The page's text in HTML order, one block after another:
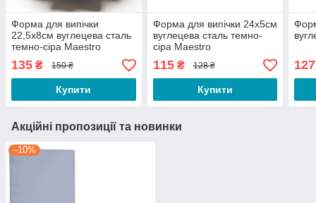
Форма для випічки
22,5х8см вуглецева сталь
темно-сіра Maestro
135 ₴ 150 ₴
Купити
Форма для випічки 24х5см
вуглецева сталь темно-
сіра Maestro
115₴ 128 ₴
Купити
127
Акційні пропозиції та новинки
–10%